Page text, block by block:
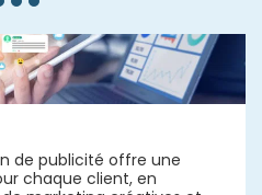
de publicité offre une
chaque client, en